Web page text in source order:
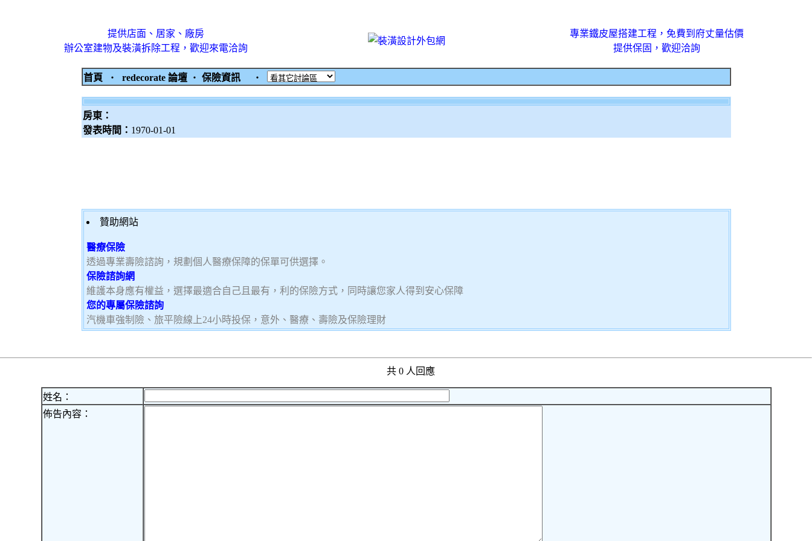
提供店面、居家、廠房
辦公室建物及裝潢拆除工程，歡迎來電洽詢
專業鐵皮屋搭建工程，免費到府丈量估價
提供保固，歡迎洽詢
首頁 ‧ redecorate 論壇 ‧ 保險資訊 ‧
房東：
發表時間： 1970-01-01
贊助網站
醫療保險
透過專業壽險諮詢，規劃個人醫療保障的保單可供選擇。
保險諮詢網
維護本身應有權益，選擇最適合自己且最有，利的保險方式，同時讓您家人得到安心保障
您的專屬保險諮詢
汽機車強制險、旅平險線上24小時投保，意外、醫療、壽險及保險理財
共 0 人回應
姓名：
佈告內容：